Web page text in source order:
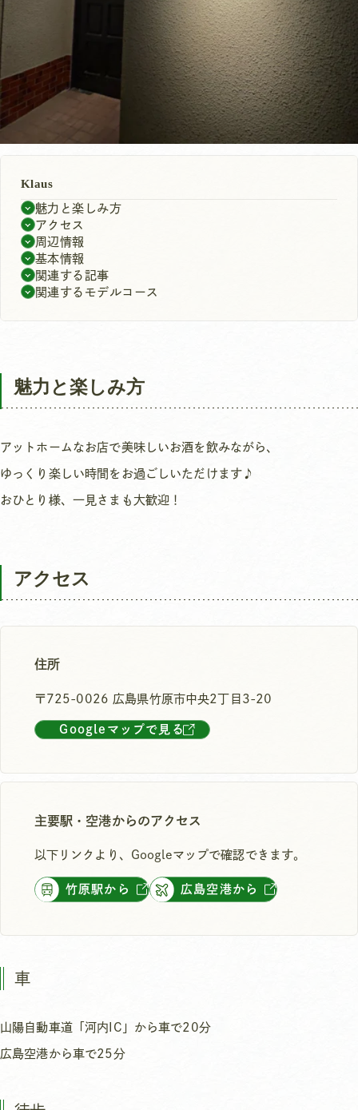
Klaus
魅力と楽しみ方
アクセス
周辺情報
基本情報
関連する記事
関連するモデルコース
魅力と楽しみ方
アットホームなお店で美味しいお酒を飲みながら、
ゆっくり楽しい時間をお過ごしいただけます♪
おひとり様、一見さまも大歓迎！
アクセス
住所
〒725-0026 広島県竹原市中央2丁目3-20
Googleマップで見る
主要駅・空港からのアクセス
以下リンクより、Googleマップで確認できます。
竹原駅から 広島空港から
車
山陽自動車道「河内IC」から車で20分
広島空港から車で25分